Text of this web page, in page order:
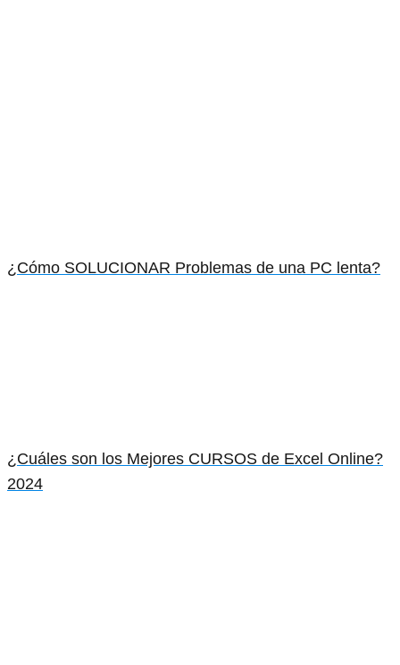
¿Cómo SOLUCIONAR Problemas de una PC lenta?
¿Cuáles son los Mejores CURSOS de Excel Online?
2024